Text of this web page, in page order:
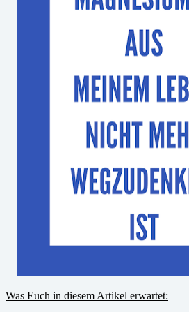
Was Euch in diesem Artikel erwartet: